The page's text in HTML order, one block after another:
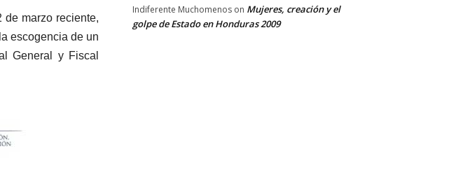
de marzo reciente,
escogencia de un
General y Fiscal
Indiferente Muchomenos on Mujeres, creación y el
golpe de Estado en Honduras 2009